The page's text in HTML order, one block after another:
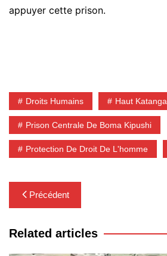
appuyer cette prison.
Droits Humains Haut Katanga
Prison Centrale De Boma Kipushi
Protection De Droit De L'homme
Navigation
de
l’article
Précédent
Related articles